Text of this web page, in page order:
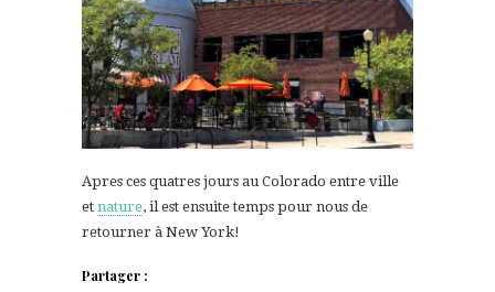
Apres ces quatres jours au Colorado entre ville
et nature, il est ensuite temps pour nous de
retourner à New York!
Partager :